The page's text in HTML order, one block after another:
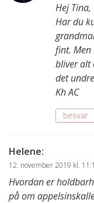
Hej Tina,
Har du
fint. Men
bliver alt
det
Kh AC
besvar
Helene:
12. november 2019 kl.
Hvordan er
på om